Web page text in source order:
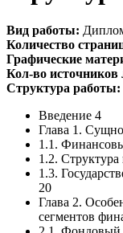
Вид работы:
Количество
Графические
Кол-во источников
Структура работы:
Введение 4
Глава 1.
1.1.
1.2.
1.3.
20
Глава 2.
сегментов